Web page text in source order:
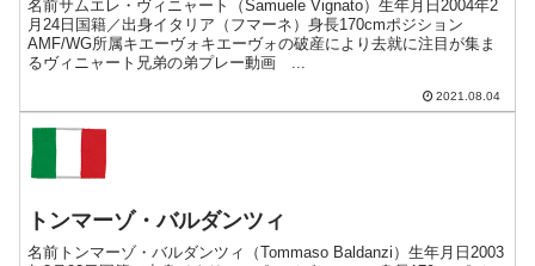
名前サムエレ・ヴィニャート（Samuele Vignato）生年月日2004年2
月24日国籍／出身イタリア（フマーネ）身長170cmポジション
AMF/WG所属キエーヴォキエーヴォの破産により去就に注目が集ま
るヴィニャート兄弟の弟プレー動画 ...
2021.08.04
トンマーゾ・バルダンツィ
名前トンマーゾ・バルダンツィ（Tommaso Baldanzi）生年月日2003